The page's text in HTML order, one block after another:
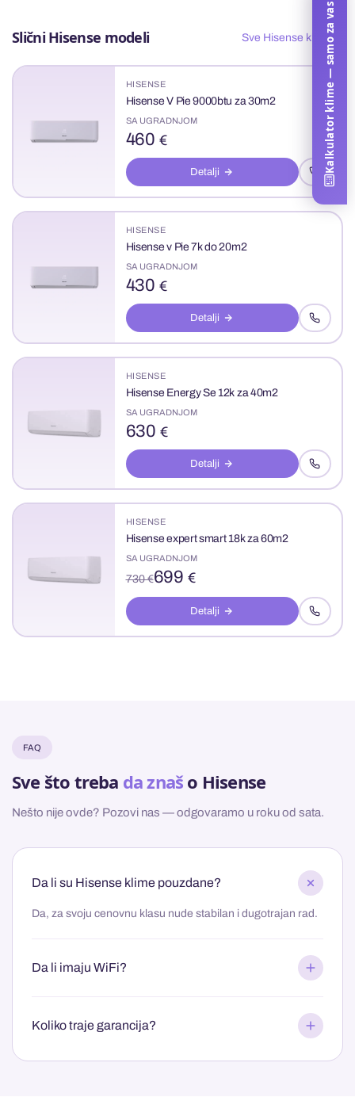
Kalkulator klime — samo za vas
Slični Hisense modeli Sve Hisense klime
HISENSE
Hisense V Pie 9000btu za 30m2
SA UGRADNJOM
460 €
Detalji
HISENSE
Hisense v Pie 7k do 20m2
SA UGRADNJOM
430 €
Detalji
HISENSE
Hisense Energy Se 12k za 40m2
SA UGRADNJOM
630 €
Detalji
HISENSE
Hisense expert smart 18k za 60m2
SA UGRADNJOM
730 €699 €
Detalji
FAQ
Sve što treba da znaš o Hisense
Nešto nije ovde? Pozovi nas — odgovaramo u roku od sata.
Da li su Hisense klime pouzdane?
Da, za svoju cenovnu klasu nude stabilan i dugotrajan rad.
Da li imaju WiFi?
Koliko traje garancija?